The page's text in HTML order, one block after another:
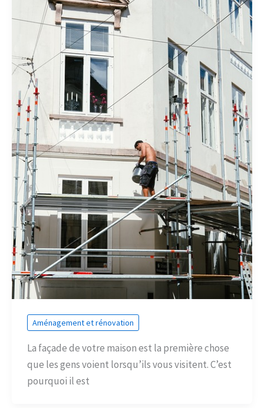
Aménagement et rénovation
La façade de votre maison est la première chose
que les gens voient lorsqu’ils vous visitent. C’est
pourquoi il est